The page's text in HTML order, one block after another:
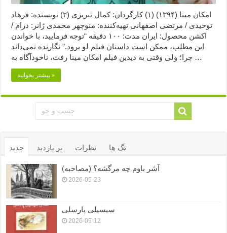
امکان مینا (۱۳۹۴) (۱) کارگردان: کمال تبریزی (۲) نویسنده: فرهاد
توحیدی / مرتضی اصفهانی تهیه‌کننده: منوچهر محمدی ژانر: درام /
اکشن محصول: ایران مدت: ۱۰۰ دقیقه “توجه فرمایید،‌ با خواندن
این مطلب، ممکن است داستان فیلم لو برود.” نگارنده نمی‌داند
چرا؛ ولی وقتی به دیدین فیلم امکان مینا رفت، ناخودآگاه به …
بیشتر بخوانید »
جدید پر بازدید نظرات تگ ها
آشر باوم چه مرگشه؟ (مصاحبه)
2026-05-23
سیسیلی پارسلی
2026-05-12